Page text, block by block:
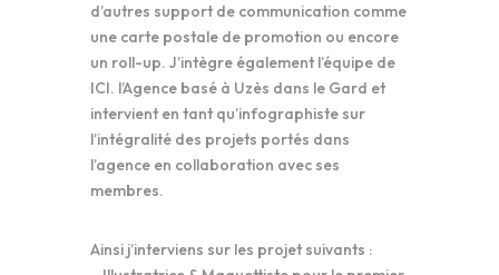
d’autres support de communication comme
une carte postale de promotion ou encore
un roll-up. J’intègre également l’équipe de
ICI. l’Agence basé à Uzès dans le Gard et
intervient en tant qu’infographiste sur
l’intégralité des projets portés dans
l’agence en collaboration avec ses
membres.
Ainsi j’interviens sur les projet suivants :